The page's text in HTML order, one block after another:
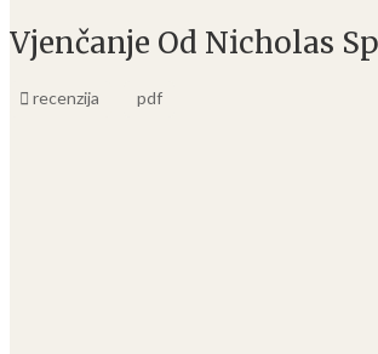
Vjenčanje Od Nicholas
recenzija pdf